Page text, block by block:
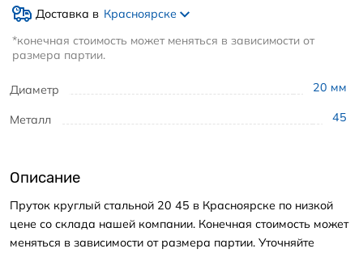
Диаметр 20 мм
Металл 45
Доставка в Красноярске
*конечная стоимость может меняться в зависимости от
размера партии.
Описание
Пруток круглый стальной 20 45 в Красноярске по низкой
цене со склада нашей компании. Конечная стоимость может
меняться в зависимости от размера партии. Уточняйте